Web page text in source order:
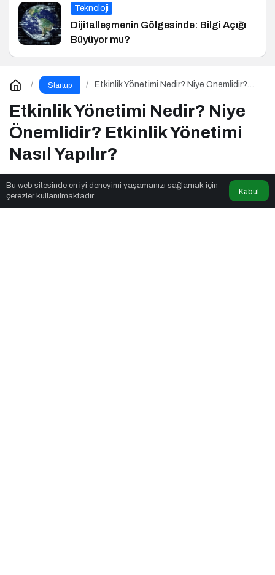
Teknoloji
Dijitalleşmenin Gölgesinde: Bilgi Açığı
Büyüyor mu?
Startup
Etkinlik Yönetimi Nedir? Niye Önemlidir?
Etkinlik Yönetimi Nedir? Niye
Önemlidir? Etkinlik Yönetimi
Nasıl Yapılır?
İletişim Analizi
Bu web sitesinde en iyi deneyimi yaşamanızı sağlamak için
çerezler kullanılmaktadır.
Kabul